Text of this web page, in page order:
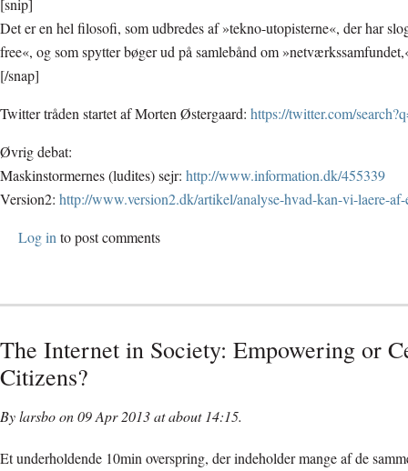
[snip]
Det er en hel filosofi, som udbredes af »tekno-utopisterne«, der har
free«, og som spytter bøger ud på samlebånd om
[/snap]
Twitter tråden startet af Morten Østergaard: https://twitter.com/
Øvrig debat:
Maskinstormernes (ludites) sejr: http://www.information.dk/455339
Version2: http://www.version2.dk/artikel/analyse-hvad-kan-vi-laere-af-
Log in to post comments
The Internet in Society: Empowering or
Citizens?
By larsbo on 09 Apr 2013 at about 14:15.
Et underholdende 10min overspring, der indeholder mange af de